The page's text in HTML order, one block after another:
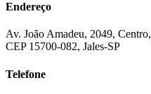
Endereço
Av. João Amadeu, 2049, Centro,
CEP 15700-082, Jales-SP
Telefone